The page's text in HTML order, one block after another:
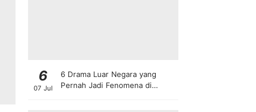
6
07 Jul
6 Drama Luar Negara yang
Pernah Jadi Fenomena di